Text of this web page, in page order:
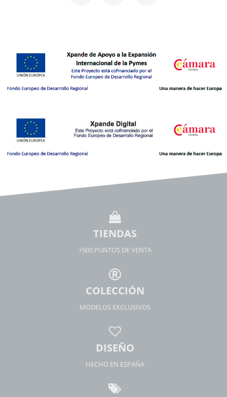
TIENDAS
+500 PUNTOS DE VENTA
COLECCIÓN
MODELOS EXCLUSIVOS
DISEÑO
HECHO EN ESPAÑA